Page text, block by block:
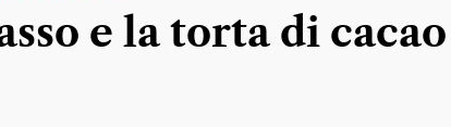
e la torta di cacao